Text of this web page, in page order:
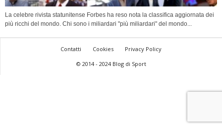
La celebre rivista statunitense Forbes ha reso nota la classifica aggiornata dei
più ricchi del mondo. Chi sono i miliardari "più miliardari" del mondo...
Contatti Cookies
Privacy Policy
© 2014 - 2024 Blog di Sport